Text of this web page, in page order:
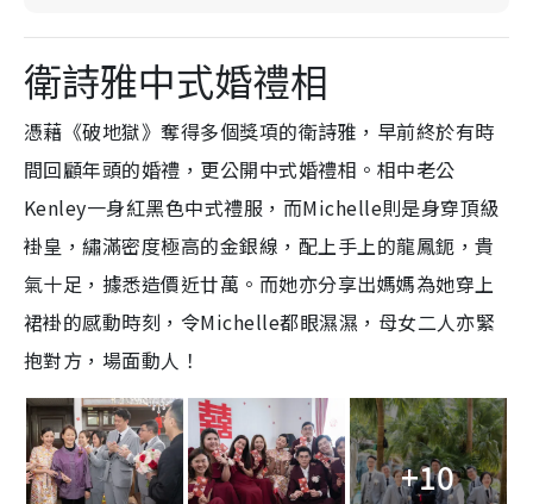
衛詩雅中式婚禮相
憑藉《破地獄》奪得多個獎項的衛詩雅，早前終於有時
間回顧年頭的婚禮，更公開中式婚禮相。相中老公
Kenley一身紅黑色中式禮服，而Michelle則是身穿頂級
褂皇，繡滿密度極高的金銀線，配上手上的龍鳳鈪，貴
氣十足，據悉造價近廿萬。而她亦分享出媽媽為她穿上
裙褂的感動時刻，令Michelle都眼濕濕，母女二人亦緊
抱對方，場面動人！
+10